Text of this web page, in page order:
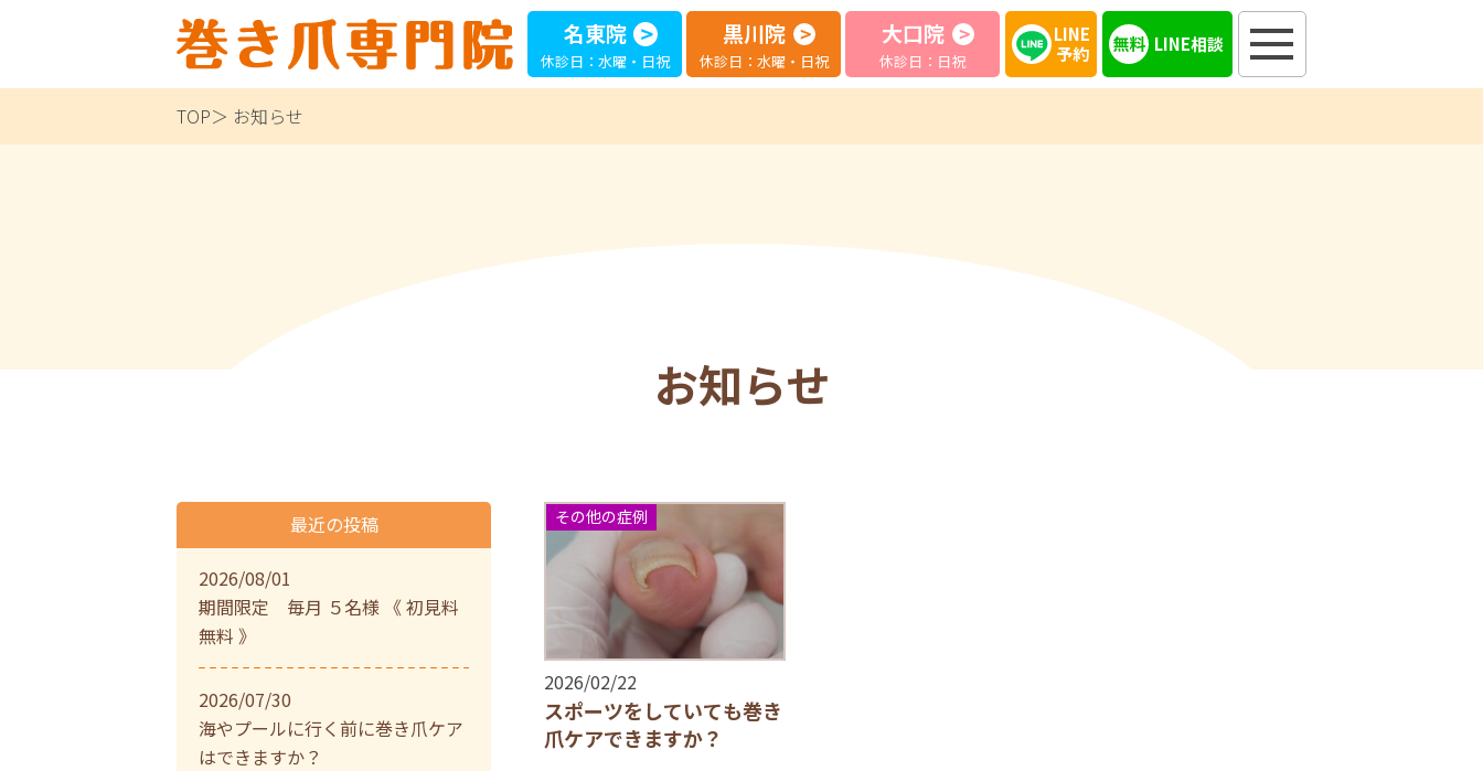
名東院
休診日：水曜・日祝
黒川院
休診日：水曜・日祝
大口院
休診日：日祝
LINE
予約
LINE相談
TOP お知らせ
お知らせ
その他の症例
2026/02/22
スポーツをしていても巻き
爪ケアできますか？
最近の投稿
2026/08/01
期間限定 毎月 ５名様 《 初見料
無料 》
2026/07/30
海やプールに行く前に巻き爪ケア
はできますか？